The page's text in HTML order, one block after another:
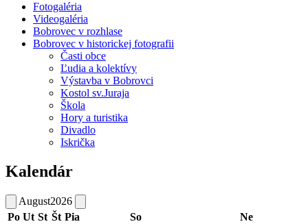
Fotogaléria
Videogaléria
Bobrovec v rozhlase
Bobrovec v historickej fotografii
Časti obce
Ľudia a kolektívy
Výstavba v Bobrovci
Kostol sv.Juraja
Škola
Hory a turistika
Divadlo
Iskrička
Kalendár
August2026
Po Ut St Št Pia So Ne